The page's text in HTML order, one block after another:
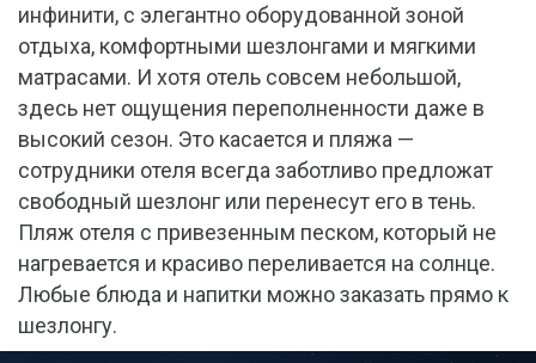
инфинити, с элегантно оборудованной зоной
отдыха, комфортными шезлонгами и мягкими
матрасами. И хотя отель совсем небольшой,
здесь нет ощущения переполненности даже в
высокий сезон. Это касается и пляжа —
сотрудники отеля всегда заботливо предложат
свободный шезлонг или перенесут его в тень.
Пляж отеля с привезенным песком, который не
нагревается и красиво переливается на солнце.
Любые блюда и напитки можно заказать прямо к
шезлонгу.